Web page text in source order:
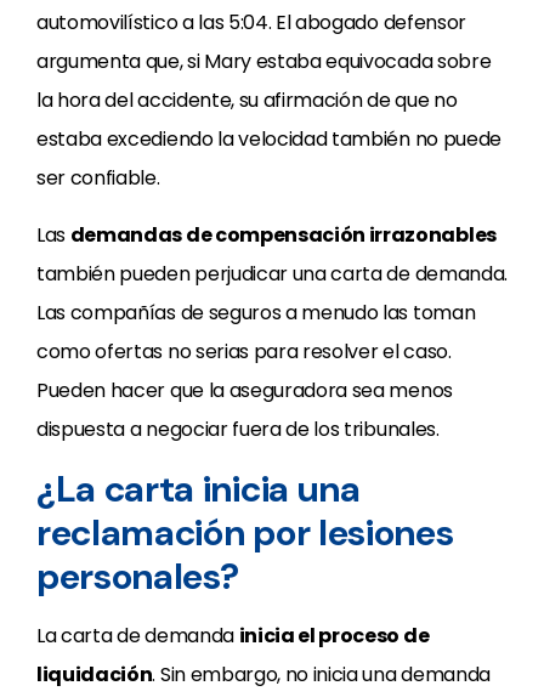
automovilístico a las 5:04. El abogado defensor
argumenta que, si Mary estaba equivocada sobre
la hora del accidente, su afirmación de que no
estaba excediendo la velocidad también no puede
ser confiable.
Las demandas de compensación irrazonables
también pueden perjudicar una carta de demanda.
Las compañías de seguros a menudo las toman
como ofertas no serias para resolver el caso.
Pueden hacer que la aseguradora sea menos
dispuesta a negociar fuera de los tribunales.
¿La carta inicia una
reclamación por lesiones
personales?
La carta de demanda inicia el proceso de
liquidación. Sin embargo, no inicia una demanda